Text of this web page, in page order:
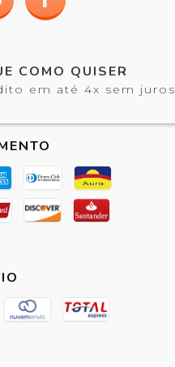
COMO QUISER
em até 4x sem juros